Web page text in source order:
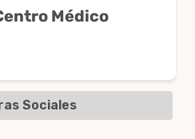
Médico
Sociales